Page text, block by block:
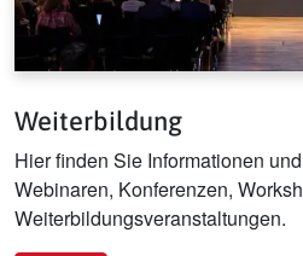
Weiterbildung
Hier finden Sie Informationen
Webinaren, Konferenzen,
Weiterbildungsveranstaltungen.